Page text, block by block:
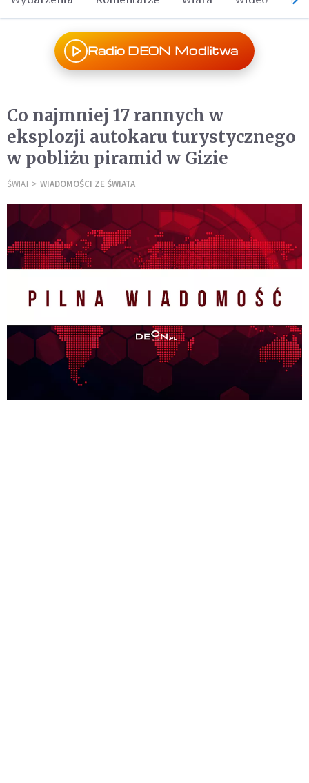
Radio DEON Modlitwa
Co najmniej 17 rannych w
eksplozji autokaru turystycznego
w pobliżu piramid w Gizie
ŚWIAT WIADOMOŚCI ZE ŚWIATA